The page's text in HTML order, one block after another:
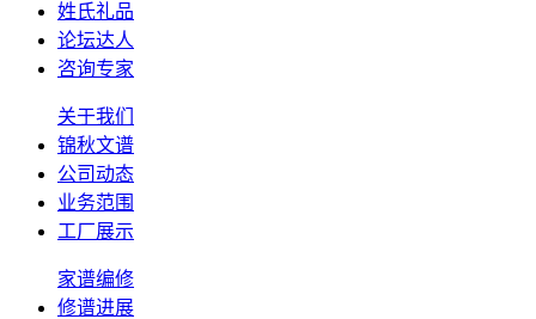
姓氏礼品
论坛达人
咨询专家
关于我们
锦秋文谱
公司动态
业务范围
工厂展示
家谱编修
修谱进展